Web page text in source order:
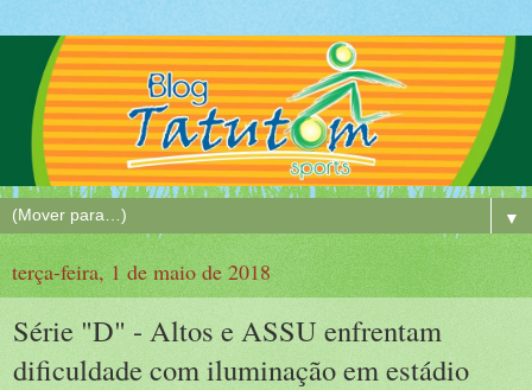
▼
terça-feira, 1 de maio de 2018
Série "D" - Altos e ASSU enfrentam
dificuldade com iluminação em estádio